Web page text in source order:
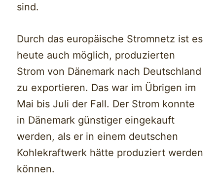
sind.
Durch das europäische Stromnetz ist es
heute auch möglich, produzierten
Strom von Dänemark nach Deutschland
zu exportieren. Das war im Übrigen im
Mai bis Juli der Fall. Der Strom konnte
in Dänemark günstiger eingekauft
werden, als er in einem deutschen
Kohlekraftwerk hätte produziert werden
können.